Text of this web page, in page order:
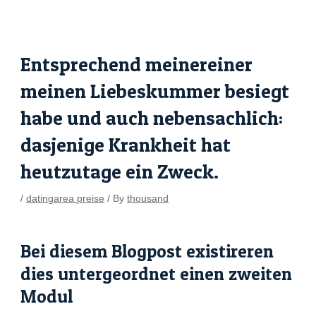
Entsprechend meinereiner
meinen Liebeskummer besiegt
habe und auch nebensachlich:
dasjenige Krankheit hat
heutzutage ein Zweck.
/datingarea preise / Bythousand
pin up
Bei diesem Blogpost existireren
dies untergeordnet einen zweiten
Modul